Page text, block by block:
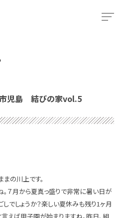
児島 結びの家vol.5
の川上です。
７月から夏真っ盛りで非常に暑い日が
でしょうか？楽しい夏休みも残り1ヶ月